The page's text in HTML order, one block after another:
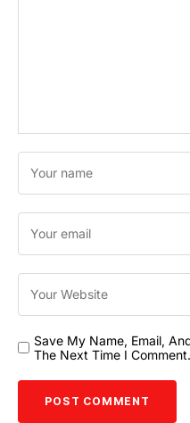
Save My Name, Email,
The Next Time I Comment.